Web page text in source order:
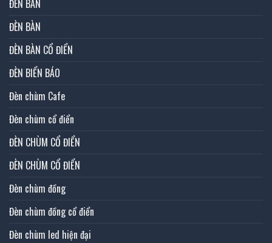
ĐÈN BÀN
ĐÈN BÀN
ĐÈN BÀN CỔ ĐIỂN
ĐÈN BIỂN BÁO
Đèn chùm Cafe
Đèn chùm cổ điển
ĐÈN CHÙM CỔ ĐIỂN
ĐÈN CHÙM CỔ ĐIỂN
Đèn chùm đồng
Đèn chùm đồng cổ điển
Đèn chùm led hiện đại